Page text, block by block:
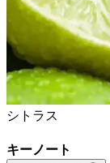
シトラス
キーノート